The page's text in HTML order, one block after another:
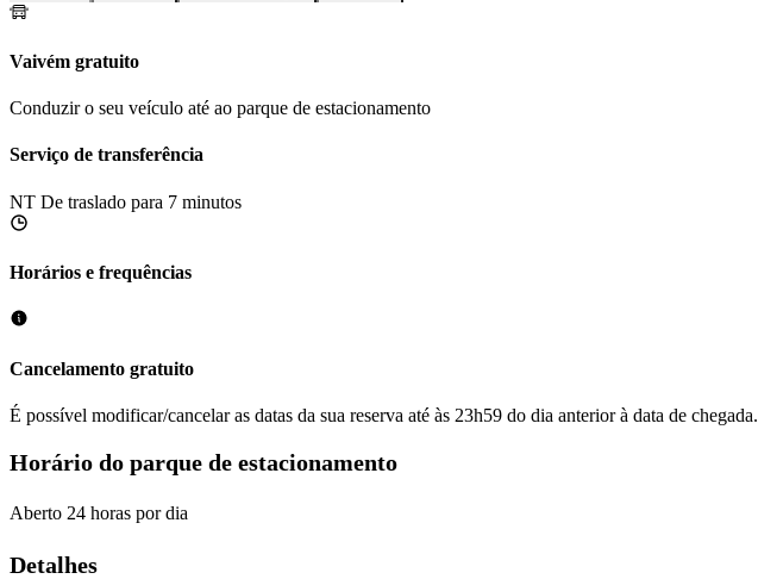
Vaivém gratuito
Conduzir o seu veículo até ao parque de estacionamento
Serviço de transferência
NT De traslado para 7 minutos
Horários e frequências
Cancelamento gratuito
É possível modificar/cancelar as datas da sua reserva até às 23h59 do dia anterior à data de chegada.
Horário do parque de estacionamento
Aberto 24 horas por dia
Detalhes